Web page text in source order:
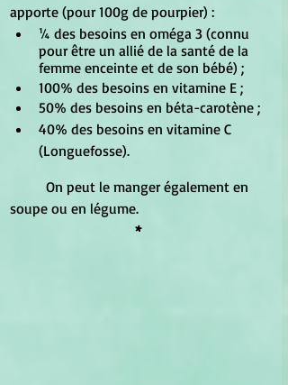
apporte (pour 100g de pourpier) :
¼ des besoins en oméga 3 (connu
pour être un allié de la santé de la
femme enceinte et de son bébé) ;
100% des besoins en vitamine E ;
50% des besoins en béta-carotène ;
40% des besoins en vitamine C
(Longuefosse).
soupe ou en légume.
*